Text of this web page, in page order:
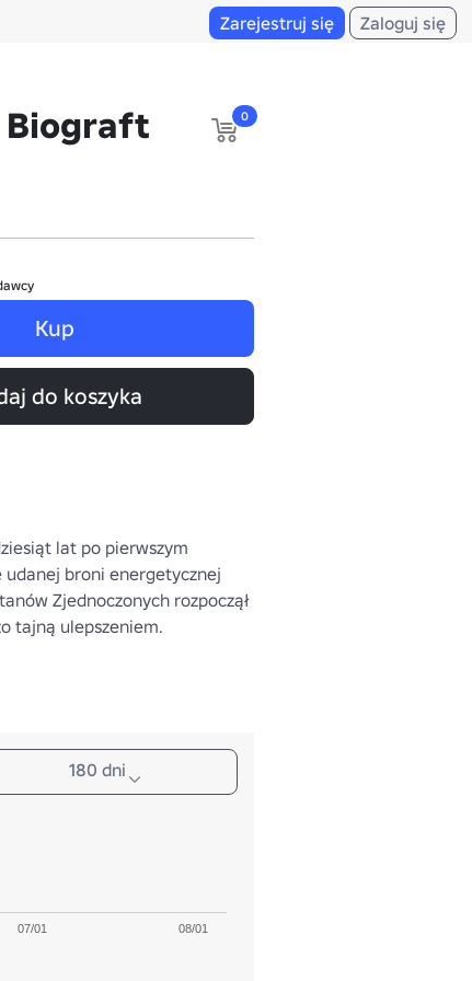
Zarejestruj się Zaloguj się
Biograft
0
Kup
do koszyka
lat po pierwszym
udanej broni energetycznej
Zjednoczonych rozpoczął
tajną ulepszeniem.
sztucznych diamentów do
180 dni
07/01 08/01